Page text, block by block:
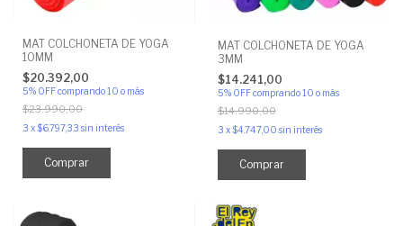
MAT COLCHONETA DE YOGA
10MM
$20.392,00
5% OFFcomprando 10 o más
$23.990,00
3 x$6.797,33 sin interés
Comprar
MAT COLCHONETA DE YOGA
3MM
$14.241,00
5% OFF comprando 10 o más
$14.990,00
3 x$4.747,00 sin interés
Comprar